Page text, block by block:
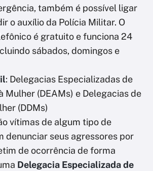
também é possível ligar
o auxílio da Polícia Militar. O
é gratuito e funciona 24
sábados, domingos e
: Delegacias Especializadas de
Mulher (DEAMs) e Delegacias de
(DDMs)
vítimas de algum tipo de
denunciar seus agressores por
de ocorrência de forma
Delegacia Especializada de